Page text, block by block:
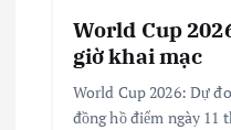
World Cup
giờ khai mạc
World Cup 2026: Dự
đồng hồ điểm ngày 11